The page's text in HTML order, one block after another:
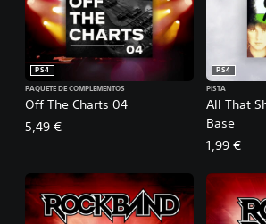
Off The Charts 04
PS4
PAQUETE DE COMPLEMENTOS
5,49 €
All That
Base
PS4
PISTA
1,99 €